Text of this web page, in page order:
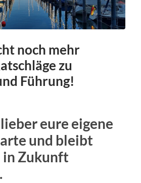
noch mehr
zu
Führung!
eure eigene
und bleibt
in Zukunft